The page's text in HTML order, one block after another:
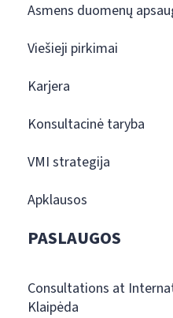
Asmens duomenų
Viešieji pirkimai
Karjera
Konsultacinė taryba
VMI strategija
Apklausos
PASLAUGOS
Consultations at
Klaipėda